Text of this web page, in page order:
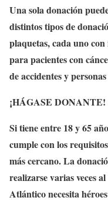
Una sola donación
distintos tipos de
plaquetas, cada uno
para pacientes con
de accidentes y
¡HÁGASE DONANTE!
Si tiene entre 18 y 65
cumple con los
más cercano. La
realizarse varias veces
Atlántico necesita